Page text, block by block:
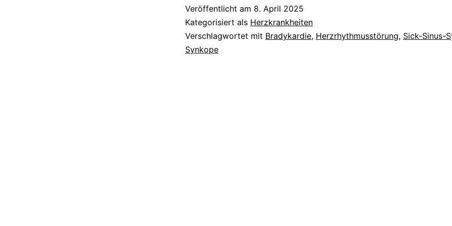
Veröffentlicht am 8. April 2025
Kategorisiert als Herzkrankheiten
Verschlagwortet mit Bradykardie, Herzrhythmusstörung, Sick-Sinus-
Synkope